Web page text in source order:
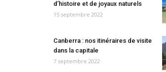
d’histoire et de joyaux naturels
15 septembre 2022
Canberra : nos itinéraires de visite
dans la capitale
7 septembre 2022